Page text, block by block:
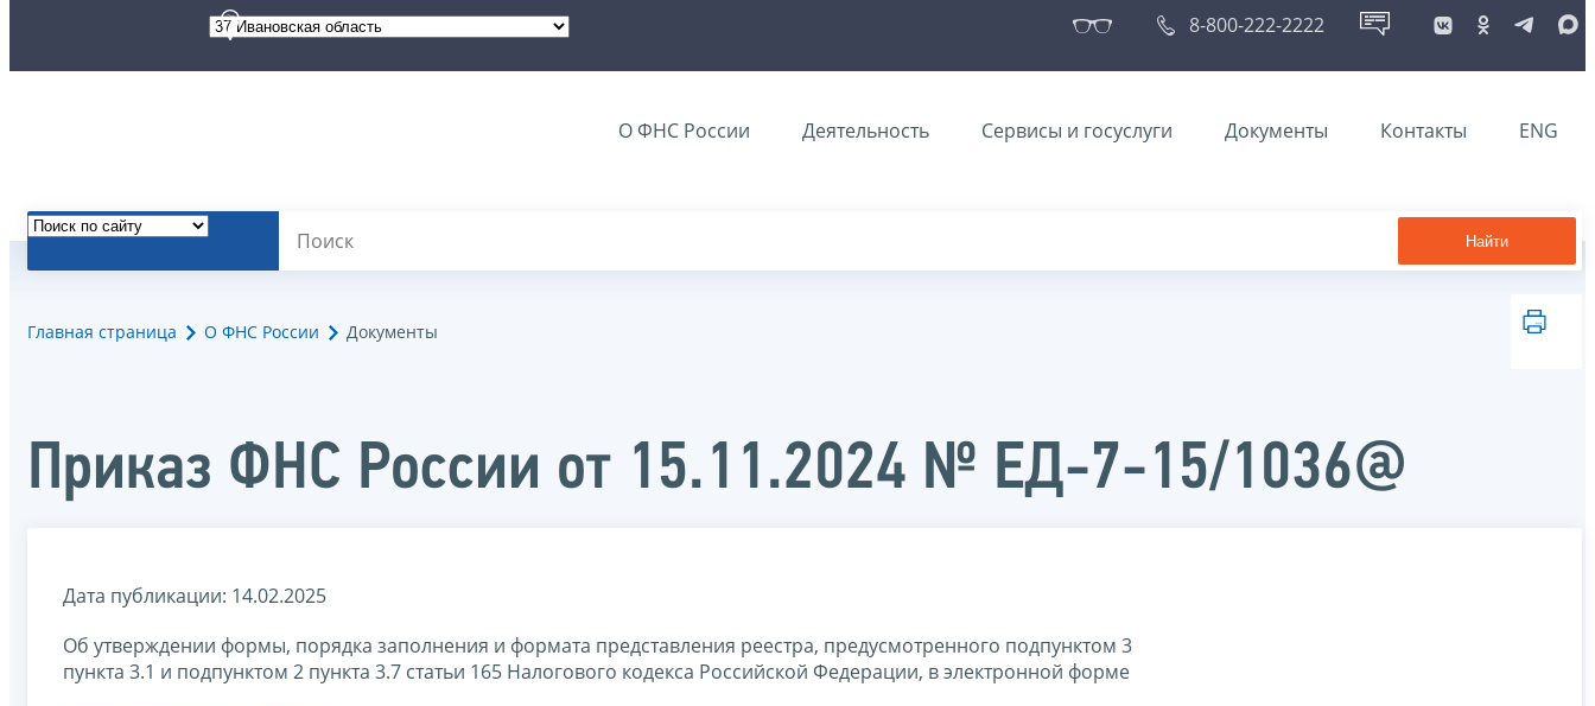
8-800-222-2222
О ФНС России Деятельность Сервисы и госуслуги Документы Контакты ENG
Найти
Главная страница О ФНС России Документы
Приказ ФНС России от 15.11.2024 № ЕД-7-15/1036@
Дата публикации: 14.02.2025
Об утверждении формы, порядка заполнения и формата представления реестра, предусмотренного подпунктом 3
пункта 3.1 и подпунктом 2 пункта 3.7 статьи 165 Налогового кодекса Российской Федерации, в электронной форме